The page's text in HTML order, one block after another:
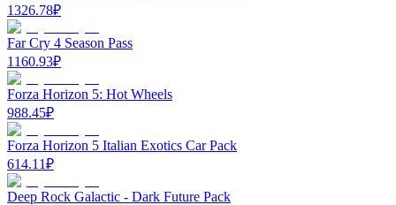
1326.78₽
Far Cry 4 Season Pass
1160.93₽
Forza Horizon 5: Hot Wheels
988.45₽
Forza Horizon 5 Italian Exotics Car Pack
614.11₽
Deep Rock Galactic - Dark Future Pack